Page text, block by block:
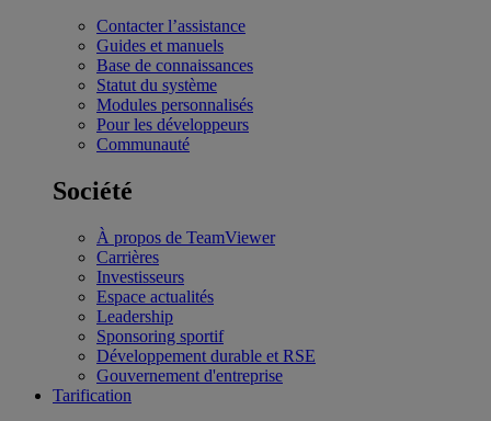
Contacter l’assistance
Guides et manuels
Base de connaissances
Statut du système
Modules personnalisés
Pour les développeurs
Communauté
Société
À propos de TeamViewer
Carrières
Investisseurs
Espace actualités
Leadership
Sponsoring sportif
Développement durable et RSE
Gouvernement d'entreprise
Tarification